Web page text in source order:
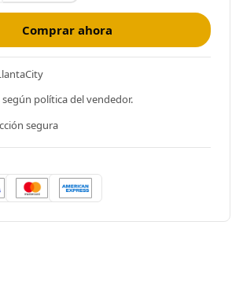
Comprar ahora
política del vendedor.
segura